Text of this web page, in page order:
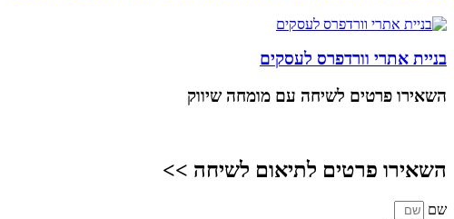
בניית אתרי וורדפרס לעסקים
השאירו פרטים לשיחה עם מומחה שיווק
השאירו פרטים לתיאום לשיחה >>
שם